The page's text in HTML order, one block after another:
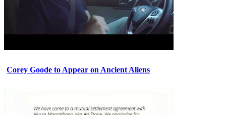
Corey Goode to Appear on Ancient Aliens